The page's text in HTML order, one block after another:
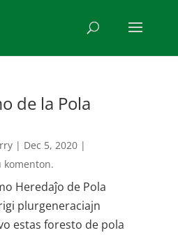
de la Pola
| Dec 5, 2020|
komenton.
Heredaĵo de Pola
plurgeneraciajn
estas foresto de pola